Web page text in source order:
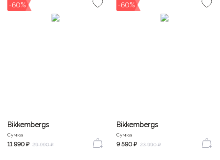
-60%
Bikkembergs
Сумка
11 990 ₽ 29 990 ₽
-60%
Bikkembergs
Сумка
9 590 ₽ 23 990 ₽